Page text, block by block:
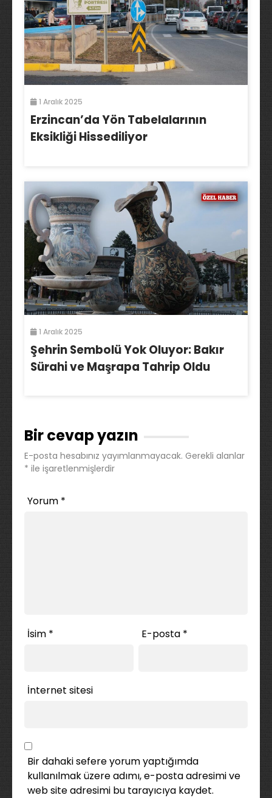
1 Aralık 2025
Erzincan’da Yön Tabelalarının
Eksikliği Hissediliyor
1 Aralık 2025
Şehrin Sembolü Yok Oluyor: Bakır
Sürahi ve Maşrapa Tahrip Oldu
Bir cevap yazın
E-posta hesabınız yayımlanmayacak. Gerekli alanlar
* ile işaretlenmişlerdir
Yorum *
İsim * E-posta *
İnternet sitesi
Bir dahaki sefere yorum yaptığımda
kullanılmak üzere adımı, e-posta adresimi ve
web site adresimi bu tarayıcıya kaydet.